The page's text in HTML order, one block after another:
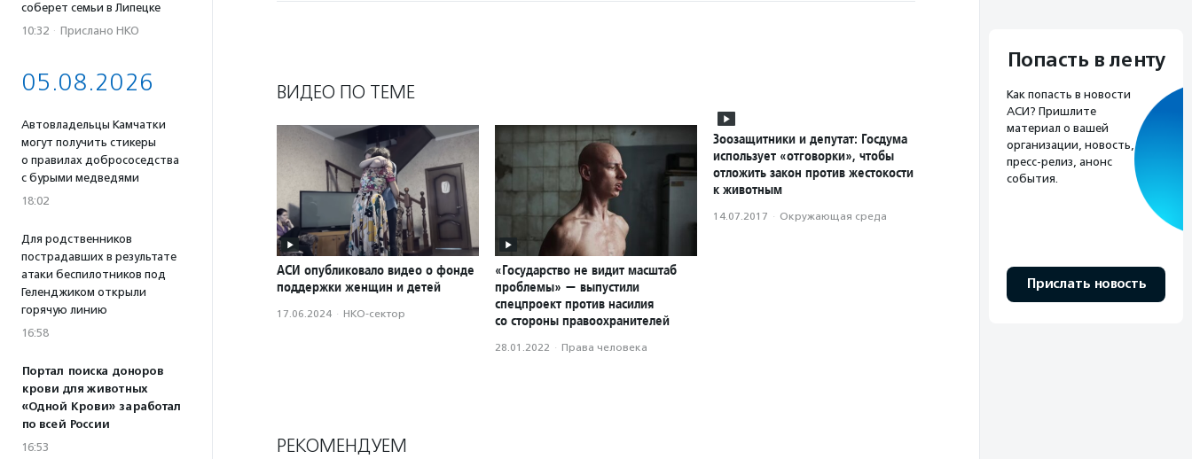
соберет семьи в Липецке
10:32 · Прислано НКО
05.08.2026
Автовладельцы Камчатки
могут получить стикеры
о правилах добрососедства
с бурыми медведями
18:02
Для родственников
пострадавших в результате
атаки беспилотников под
Геленджиком открыли
горячую линию
16:58
Портал поиска доноров
крови для животных
«Одной Крови» заработал
по всей России
16:53
ВИДЕО ПО ТЕМЕ
АСИ опубликовало видео о фонде
поддержки женщин и детей
17.06.2024 · НКО-сектор
«Государство не видит масштаб
проблемы» — выпустили
спецпроект против насилия
со стороны правоохранителей
28.01.2022 · Права человека
Зоозащитники и депутат: Госдума
использует «отговорки», чтобы
отложить закон против жестокости
к животным
14.07.2017 · Окружающая среда
РЕКОМЕНДУЕМ
Попасть в ленту
Как попасть в новости
АСИ? Пришлите
материал о вашей
организации, новость,
пресс-релиз, анонс
события.
Прислать новость